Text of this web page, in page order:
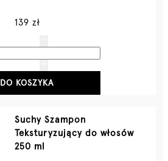
139 zł
DO KOSZYKA
Suchy Szampon
Teksturyzujący do włosów
250 ml